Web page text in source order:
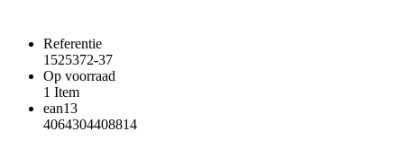
Referentie
1525372-37
Op voorraad
1 Item
ean13
4064304408814